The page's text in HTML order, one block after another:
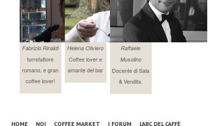
Fabrizio Rinaldi
torrefattore
romano, e gran
coffee lover!
Helena Oliviero
Coffee lover e
amante del bar
Raffaele
Musolino
Docente di Sala
& Vendita.
HOME NOI COFFEE MARKET I FORUM L’ABC DEL CAFFÈ